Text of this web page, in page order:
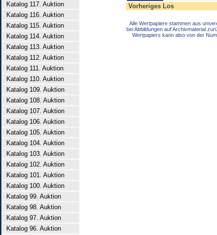
Katalog 117. Auktion
Katalog 116. Auktion
Katalog 115. Auktion
Katalog 114. Auktion
Katalog 113. Auktion
Katalog 112. Auktion
Katalog 111. Auktion
Katalog 110. Auktion
Katalog 109. Auktion
Katalog 108. Auktion
Katalog 107. Auktion
Katalog 106. Auktion
Katalog 105. Auktion
Katalog 104. Auktion
Katalog 103. Auktion
Katalog 102. Auktion
Katalog 101. Auktion
Katalog 100. Auktion
Katalog 99. Auktion
Katalog 98. Auktion
Katalog 97. Auktion
Katalog 96. Auktion
Vorheriges Los
Alle Wertpapiere stammen aus
bei Abbildungen auf Archivmaterial
Wertpapiers kann also von der